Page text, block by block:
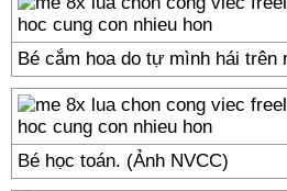
Bé cắm hoa do tự mình hái trên
Bé học toán. (Ảnh NVCC)